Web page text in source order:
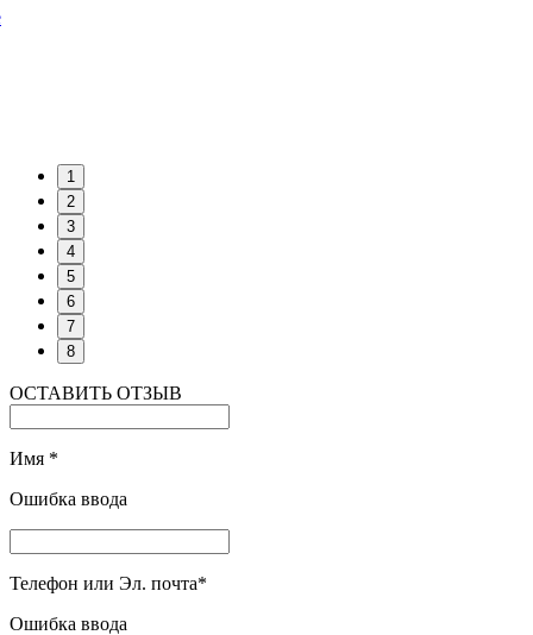
1
2
3
4
5
6
7
8
ОСТАВИТЬ ОТЗЫВ
Имя *
Ошибка ввода
Телефон или Эл. почта*
Ошибка ввода